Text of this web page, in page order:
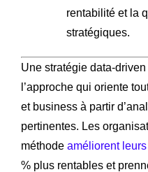
rentabilité et la
stratégiques.
Une stratégie data-
l’approche qui oriente
et business à partir
pertinentes. Les
méthode améliorent
% plus rentables et